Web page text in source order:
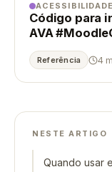
NESTE ARTIGO
Quando usar
ACESSIBILIDADE
Código para
AVA
Referência 4